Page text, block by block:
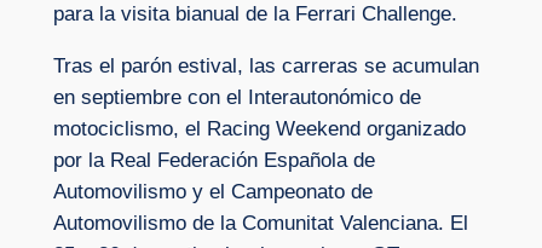
para la visita bianual de la Ferrari Challenge.
Tras el parón estival, las carreras se acumulan
en septiembre con el Interautonómico de
motociclismo, el Racing Weekend organizado
por la Real Federación Española de
Automovilismo y el Campeonato de
Automovilismo de la Comunitat Valenciana. El